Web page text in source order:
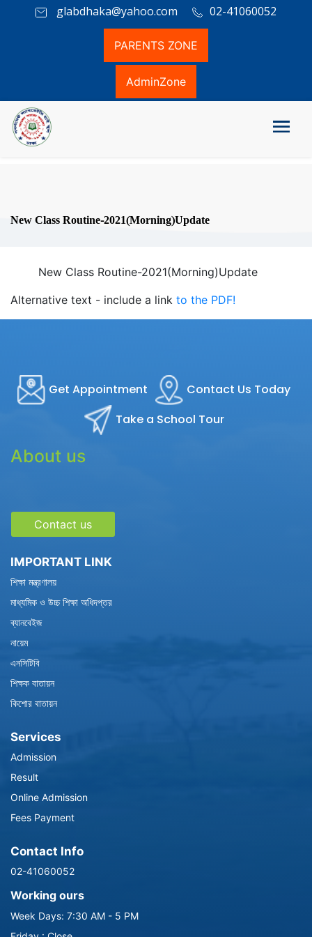
glabdhaka@yahoo.com 02-41060052
PARENTS ZONE
AdminZone
New Class Routine-2021(Morning)Update
New Class Routine-2021(Morning)Update
Alternative text - include a link to the PDF!
Get Appointment
Contact Us Today
Take a School Tour
About us
Contact us
IMPORTANT LINK
শিক্ষা মন্ত্রণালয়
মাধ্যমিক ও উচ্চ শিক্ষা অধিদপ্তর
ব্যানবেইজ
নায়েম
এনসিটিবি
শিক্ষক বাতায়ন
কিশোর বাতায়ন
Services
Admission
Result
Online Admission
Fees Payment
Contact Info
02-41060052
Working ours
Week Days: 7:30 AM - 5 PM